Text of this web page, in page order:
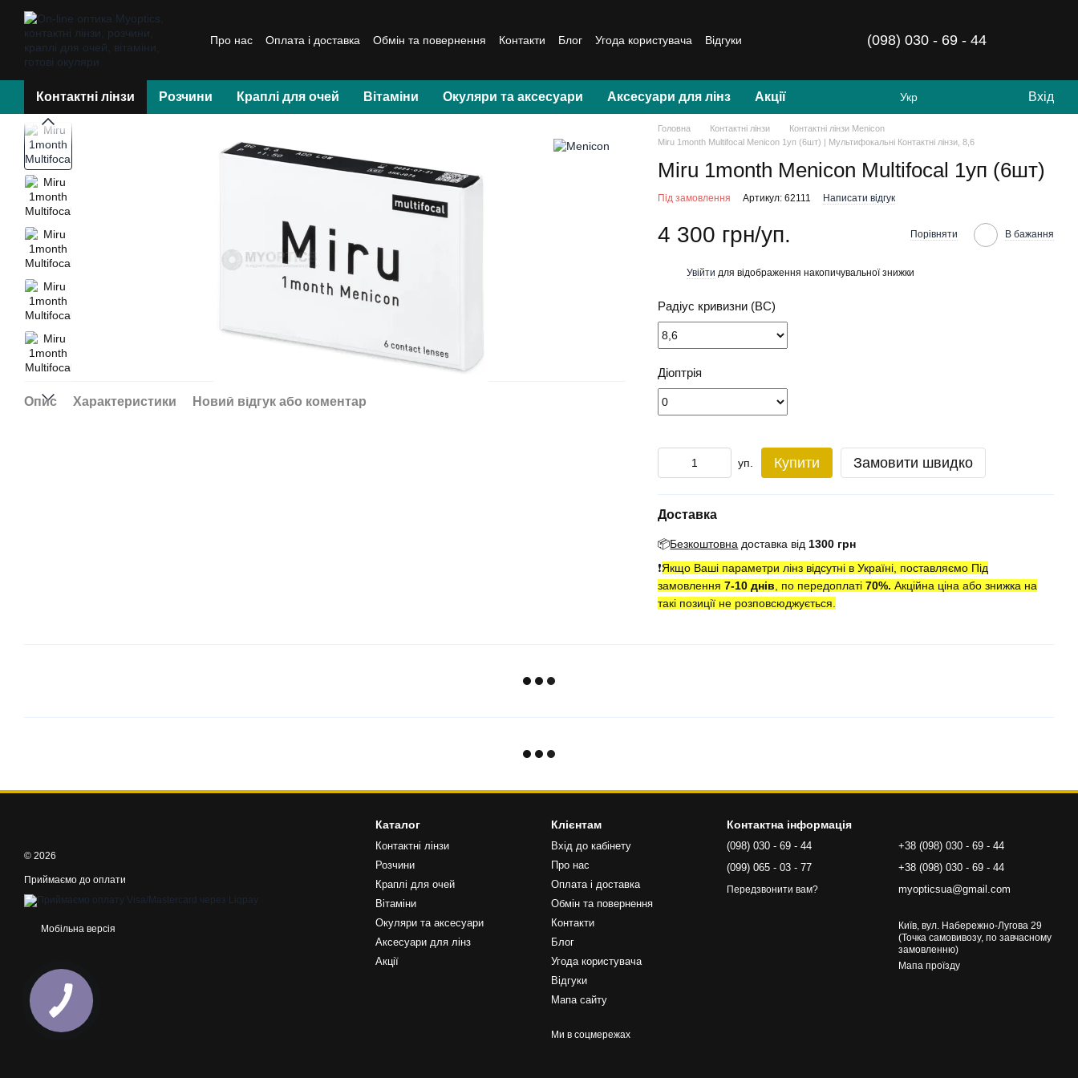
Перейти до основного контенту
Про нас Оплата і доставка Обмін та повернення Контакти Блог Угода користувача Відгуки (098) 030 - 69 - 44
Контактні лінзи Розчини Краплі для очей Вітаміни Окуляри та аксесуари Аксесуари для лінз Акції Укр Вхід
Опис Характеристики Новий відгук або коментар
Головна Контактні лінзи
Контактні лінзи Menicon
Miru 1month Multifocal Menicon 1уп (6шт) | Мультифокальні Контактні лінзи, 8,6
Miru 1month Menicon Multifocal 1уп (6шт)
Під замовлення Артикул: 62111 Написати відгук
4 300 грн/уп. Порівняти В бажання
Увійти для відображення накопичувальної знижки
Радіус кривизни (BC)
Діоптрія
уп. Купити Замовити швидко
Доставка
📦Безкоштовна доставка від 1300 грн
❗️Якщо Ваші параметри лінз відсутні в Україні, поставляємо Під
замовлення7-10 днів, по передоплаті70%. Акційна ціна або знижка на
такі позиції не розповсюджується.
© 2026
Приймаємо до оплати
Мобільна версія
Каталог
Контактні лінзи
Розчини
Краплі для очей
Вітаміни
Окуляри та аксесуари
Аксесуари для лінз
Акції
Клієнтам
Вхід до кабінету
Про нас
Оплата і доставка
Обмін та повернення
Контакти
Блог
Угода користувача
Відгуки
Мапа сайту
Ми в соцмережах
Контактна інформація
(098) 030 - 69 - 44
(099) 065 - 03 - 77
Передзвонити вам?
+38 (098) 030 - 69 - 44
+38 (098) 030 - 69 - 44
myopticsua@gmail.com
Київ, вул. Набережно-Лугова 29
(Точка самовивозу, по завчасному
замовленню)
Мапа проїзду